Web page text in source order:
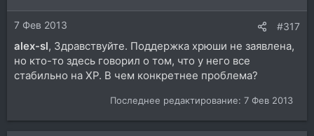
7 Фев 2013 #317
alex-sl, Здравствуйте. Поддержка хрюши не заявлена,
но кто-то здесь говорил о том, что у него все
стабильно на ХР. В чем конкретнее проблема?
Последнее редактирование: 7 Фев 2013